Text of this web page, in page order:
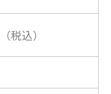
（税込）